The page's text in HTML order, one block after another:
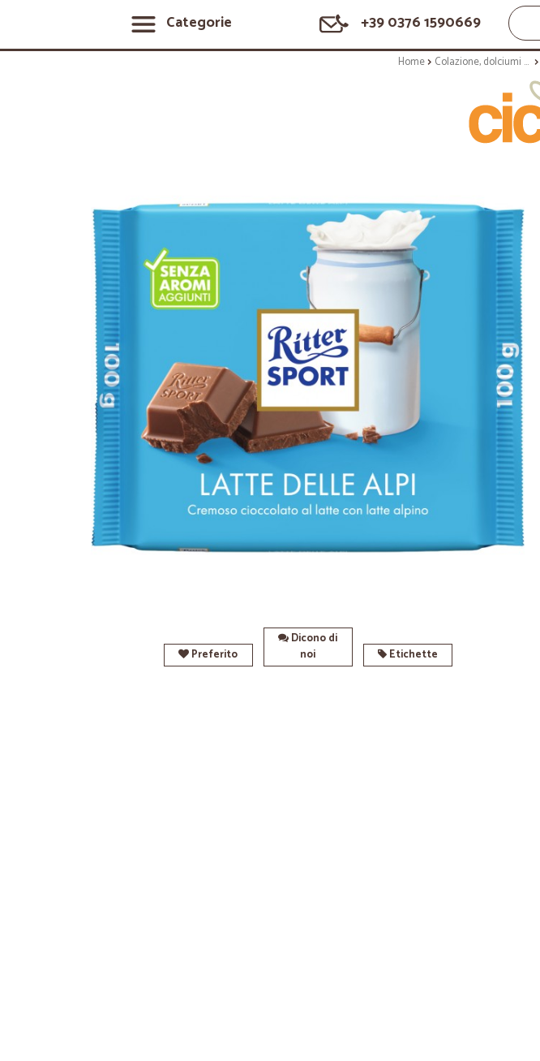
Categorie +39 0376 1590669
Home Colazione, dolciumi e snack
Preferito
Dicono di
noi
Etichette